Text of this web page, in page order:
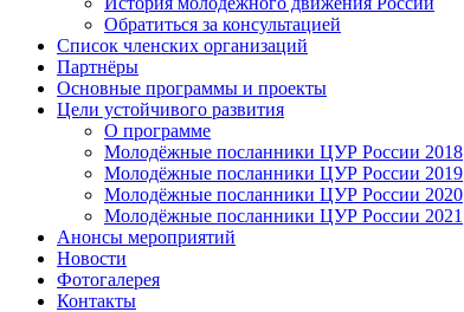
Обратиться за консультацией
Список членских организаций
Партнёры
Основные программы и проекты
Цели устойчивого развития
О программе
Молодёжные посланники ЦУР России 2018
Молодёжные посланники ЦУР России 2019
Молодёжные посланники ЦУР России 2020
Молодёжные посланники ЦУР России 2021
Анонсы мероприятий
Новости
Фотогалерея
Контакты